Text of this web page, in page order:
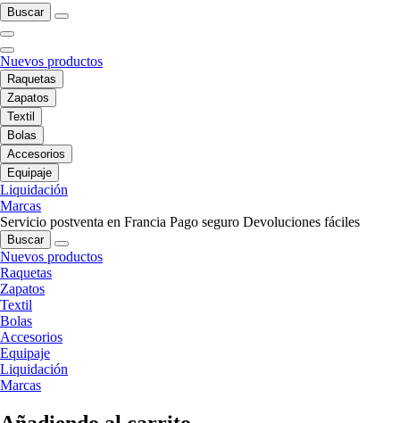
Buscar
Nuevos productos
Raquetas
Zapatos
Textil
Bolas
Accesorios
Equipaje
Liquidación
Marcas
Servicio postventa en Francia Pago seguro Devoluciones fáciles
Buscar
Nuevos productos
Raquetas
Zapatos
Textil
Bolas
Accesorios
Equipaje
Liquidación
Marcas